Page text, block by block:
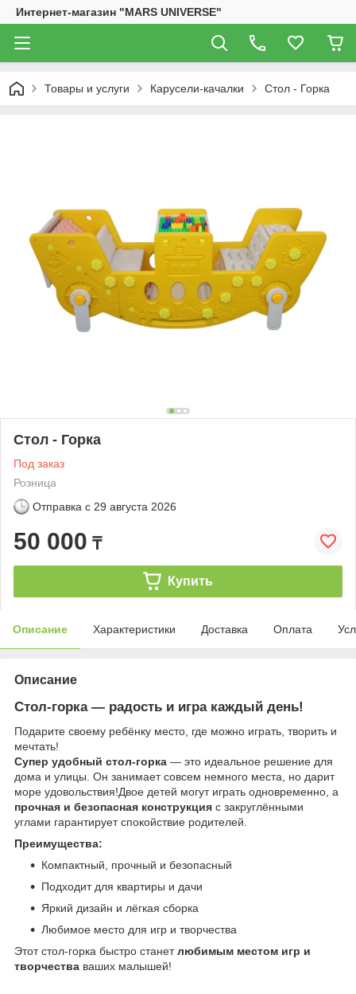
Интернет-магазин "MARS UNIVERSE"
Товары и услуги Карусели-качалки Стол - Горка
Стол - Горка
Под заказ
Розница
Отправка с 29 августа 2026
50 000 ₸
Купить
Описание Характеристики Доставка Оплата
Описание
Стол-горка — радость и игра каждый день!
Подарите своему ребёнку место, где можно играть, творить и
мечтать!
Супер удобный стол-горка — это идеальное решение для
дома и улицы. Он занимает совсем немного места, но дарит
море удовольствия!Двое детей могут играть одновременно, а
прочная и безопасная конструкция с закруглёнными
углами гарантирует спокойствие родителей.
Преимущества:
Компактный, прочный и безопасный
Подходит для квартиры и дачи
Яркий дизайн и лёгкая сборка
Любимое место для игр и творчества
Этот стол-горка быстро станетлюбимым местом игр и
творчества ваших малышей!